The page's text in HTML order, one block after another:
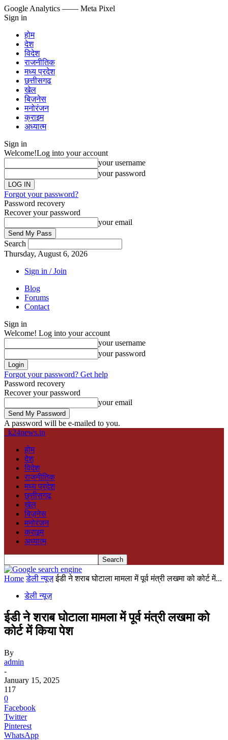
Google Analytics —— Meta Pixel
Sign in
होम
देश
विदेश
राजनीतिक
मध्य प्रदेश
छत्तीसगढ़
खेल
बिज़नेस
मनोरंजन
क्राइम
अध्यात्म
Sign in
Welcome!Log into your account
your username
your password
Forgot your password?
Password recovery
Recover your password
your email
Search
Thursday, August 6, 2026
Sign in / Join
Blog
Forums
Contact
Sign in
Welcome! Log into your account
your username
your password
Forgot your password? Get help
Password recovery
Recover your password
your email
A password will be e-mailed to you.
k24news.in
होम
देश
विदेश
राजनीतिक
मध्य प्रदेश
छत्तीसगढ़
खेल
बिज़नेस
मनोरंजन
क्राइम
अध्यात्म
Home डेली न्यूज़ ईडी ने शराब घोटाला मामला में पूर्व मंत्री लखमा को कोर्ट में...
डेली न्यूज़
ईडी ने शराब घोटाला मामला में पूर्व मंत्री लखमा को
कोर्ट में किया पेश
By
admin
-
January 15, 2025
117
0
Facebook
Twitter
Pinterest
WhatsApp